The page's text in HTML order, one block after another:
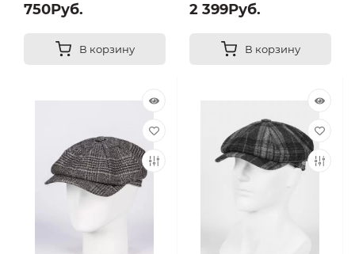
750Руб.
В корзину
2 399Руб.
В корзину